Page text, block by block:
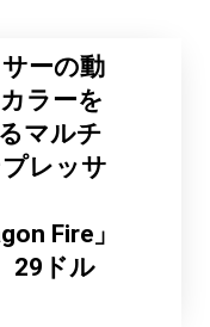
ーの動
ラーを
マルチ
レッサ
Fire」
29ドル